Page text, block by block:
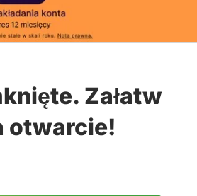
Załatw
otwarcie!